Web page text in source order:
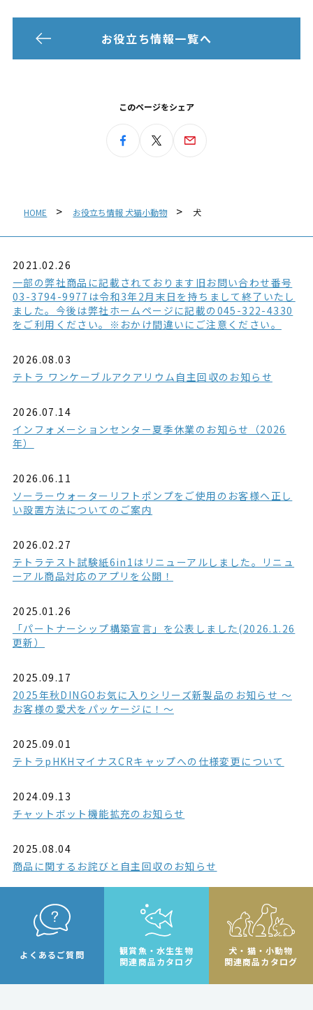
お役立ち情報一覧へ
このページをシェア
HOME お役立ち情報 犬猫小動物 犬
2021.02.26
一部の弊社商品に記載されております旧お問い合わせ番号
03-3794-9977は令和3年2月末日を持ちまして終了いたし
ました。今後は弊社ホームページに記載の045-322-4330
をご利用ください。※おかけ間違いにご注意ください。
2026.08.03
テトラ ワンケーブルアクアリウム自主回収のお知らせ
2026.07.14
インフォメーションセンター夏季休業のお知らせ（2026
年）
2026.06.11
ソーラーウォーターリフトポンプをご使用のお客様へ正し
い設置方法についてのご案内
2026.02.27
テトラテスト試験紙6in1はリニューアルしました。リニュ
ーアル商品対応のアプリを公開！
2025.01.26
「パートナーシップ構築宣言」を公表しました(2026.1.26
更新）
2025.09.17
2025年秋DINGOお気に入りシリーズ新製品のお知らせ ～
お客様の愛犬をパッケージに！～
2025.09.01
テトラpHKHマイナスCRキャップへの仕様変更について
2024.09.13
チャットボット機能拡充のお知らせ
2025.08.04
商品に関するお詫びと自主回収のお知らせ
よくあるご質問
観賞魚・水生生物
関連商品カタログ
犬・猫・小動物
関連商品カタログ